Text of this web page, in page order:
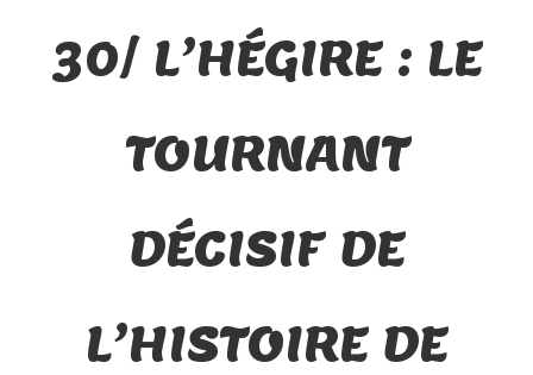
30/ L’HÉGIRE : LE
TOURNANT
DÉCISIF DE
L’HISTOIRE DE